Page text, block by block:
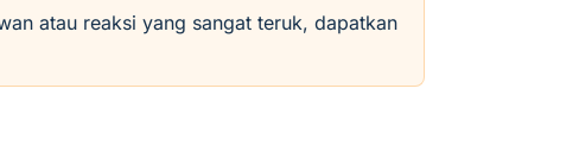
atau reaksi yang sangat teruk, dapatkan